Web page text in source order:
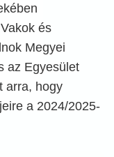
és
Megyei
az Egyesület
arra, hogy
a 2024/2025-